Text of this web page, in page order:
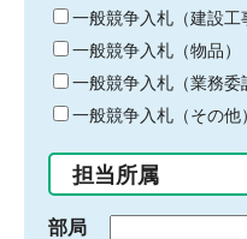
キ
ー
ワ
ー
ド
入
力
一般競争入札（建設工
一般競争入札（物品）
一般競争入札（業務委
一般競争入札（その他）
担当所属
部局